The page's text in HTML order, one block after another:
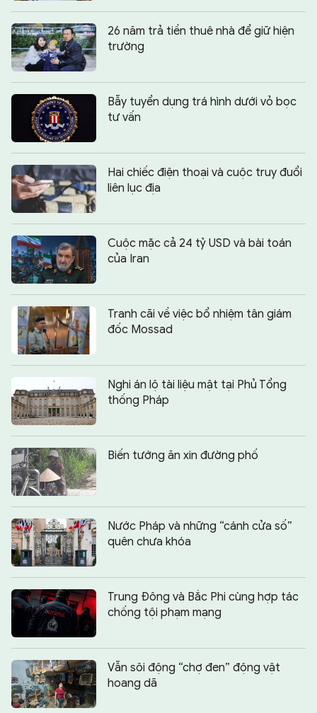
26 năm trả tiền thuê nhà để giữ hiện
trường
Bẫy tuyển dụng trá hình dưới vỏ bọc
tư vấn
Hai chiếc điện thoại và cuộc truy đuổi
liên lục địa
Cuộc mặc cả 24 tỷ USD và bài toán
của Iran
Tranh cãi về việc bổ nhiệm tân giám
đốc Mossad
Nghi án lộ tài liệu mật tại Phủ Tổng
thống Pháp
Biến tướng ăn xin đường phố
Nước Pháp và những “cánh cửa số”
quên chưa khóa
Trung Đông và Bắc Phi cùng hợp tác
chống tội phạm mạng
Vẫn sôi động “chợ đen” động vật
hoang dã